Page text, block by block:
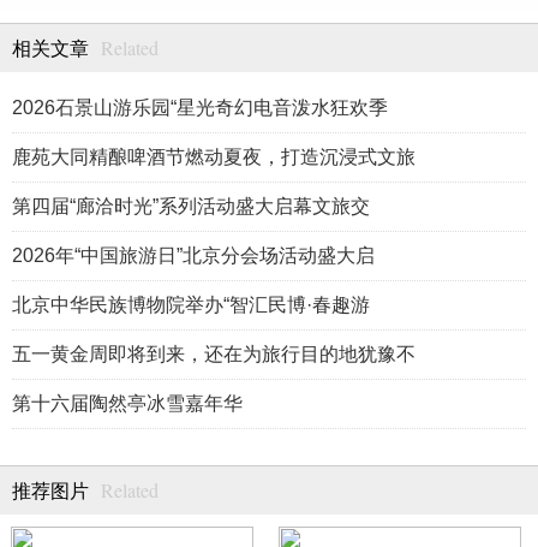
相关文章 Related
2026石景山游乐园“星光奇幻电音泼水狂欢季
鹿苑大同精酿啤酒节燃动夏夜，打造沉浸式文旅
第四届“廊洽时光”系列活动盛大启幕文旅交
2026年“中国旅游日”北京分会场活动盛大启
北京中华民族博物院举办“智汇民博·春趣游
五一黄金周即将到来，还在为旅行目的地犹豫不
第十六届陶然亭冰雪嘉年华
推荐图片 Related